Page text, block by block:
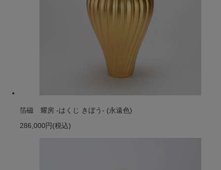
箔磁 耀房 -はくじ きぼう- (永遠色)
286,000円 (税込)